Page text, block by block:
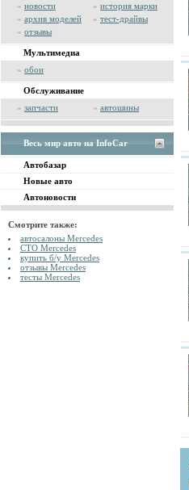
» новости » история марки
» архив моделей » тест-драйвы
» отзывы
Мультимедиа
» обои
Обслуживание
» запчасти » автошины
Весь мир авто на InfoCar
Автобазар
Новые авто
Автоновости
Смотрите также:
автосалоны Mercedes
СТО Mercedes
купить б/у Mercedes
отзывы Mercedes
тесты Mercedes